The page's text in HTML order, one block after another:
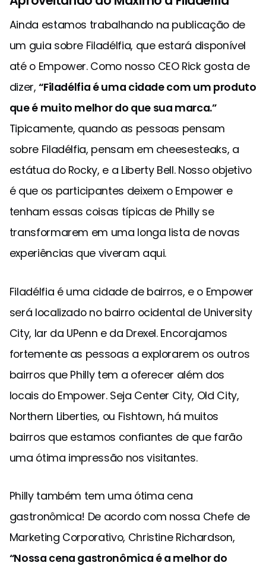
Ainda estamos trabalhando na publicação de
um guia sobre Filadélfia, que estará disponível
até o Empower. Como nosso CEO Rick gosta de
dizer,“Filadélfia é uma cidade com um produto
que é muito melhor do que sua marca.”
Tipicamente, quando as pessoas pensam
sobre Filadélfia, pensam em cheesesteaks, a
estátua do Rocky, e a Liberty Bell. Nosso objetivo
é que os participantes deixem o Empower e
tenham essas coisas típicas de Philly se
transformarem em uma longa lista de novas
experiências que viveram aqui.
Filadélfia é uma cidade de bairros, e o Empower
será localizado no bairro ocidental de University
City, lar da UPenn e da Drexel. Encorajamos
fortemente as pessoas a explorarem os outros
bairros que Philly tem a oferecer além dos
locais do Empower. Seja Center City, Old City,
Northern Liberties, ou Fishtown, há muitos
bairros que estamos confiantes de que farão
uma ótima impressão nos visitantes.
Philly também tem uma ótima cena
gastronômica! De acordo com nossa Chefe de
Marketing Corporativo, Christine Richardson,
“Nossa cena gastronômica é a melhor do